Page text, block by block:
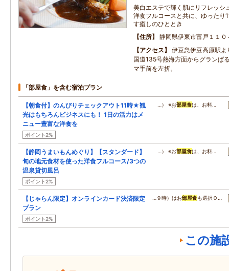
美白エステで輝く肌にリフレッシ
洋食フルコースと共に、ゆったり
す癒しのひととき
住所
静岡県伊東市富戸１１０
アクセス
伊豆急伊豆高原駅
国道135号熱海方面からグランぱ
マ手前を左折。
「部屋食」を含む宿泊プラン
【朝食付】のんびりチェックアウト11時★観
光はもちろんビジネスにも！ 1日の活力はメ
ニュー豊富な洋食を
ポイント2%
…） ※お部屋食は、お料…
【静岡うまいもんめぐり】【スタンダード】
旬の地元食材を使った洋食フルコース/3つの
温泉貸切風呂
ポイント2%
…） ※お部屋食は、お料…
【じゃらん限定】オンラインカード決済限定
プラン
ポイント2%
…９時）はお部屋食も選択Ｏ…
この施